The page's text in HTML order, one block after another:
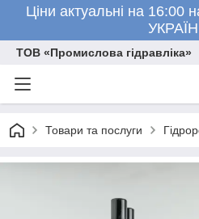
Ціни актуальні на
ТОВ «Промислова гідравліка»
Товари та послуги